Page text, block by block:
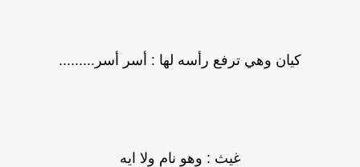
كيان وهي ترفع رأسه لها : أسر أسر.........
غيث : وهو نام ولا ايه